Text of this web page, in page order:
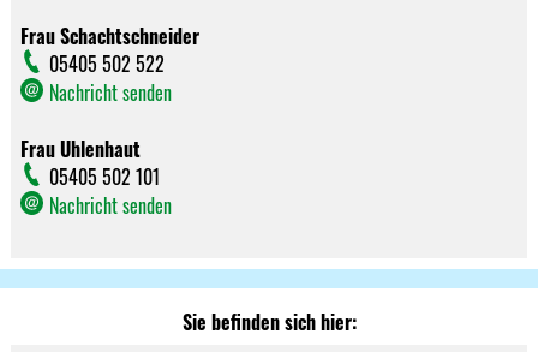
Frau Schachtschneider
05405 502 522
Nachricht senden
Frau Uhlenhaut
05405 502 101
Nachricht senden
Sie befinden sich hier: